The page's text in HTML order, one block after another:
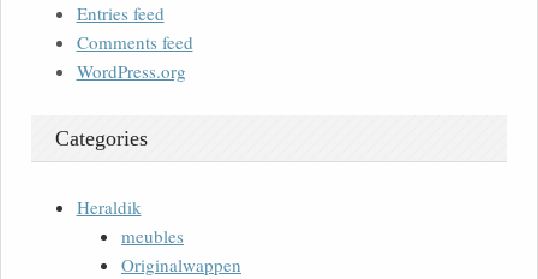
Entries feed
Comments feed
WordPress.org
Categories
Heraldik
meubles
Originalwappen